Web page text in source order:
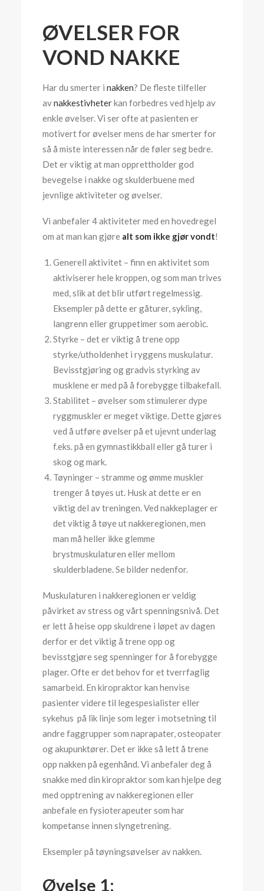
ØVELSER FOR
VOND NAKKE
Har du smerter i nakken? De fleste tilfeller
avnakkestivheterkan forbedres ved hjelp av
enkle øvelser. Vi ser ofte at pasienten er
motivert for øvelser mens de har smerter for
så å miste interessen når de føler seg bedre.
Det er viktig at man opprettholder god
bevegelse i nakke og skulderbuene med
jevnlige aktiviteter og øvelser.
Vi anbefaler 4 aktiviteter med en hovedregel
om at man kan gjøre alt som ikke gjør vondt!
Generell aktivitet – finn en aktivitet som
aktiviserer hele kroppen, og som man trives
med, slik at det blir utført regelmessig.
Eksempler på dette er gåturer, sykling,
langrenn eller gruppetimer som aerobic.
Styrke – det er viktig å trene opp
styrke/utholdenhet i ryggens muskulatur.
Bevisstgjøring og gradvis styrking av
musklene er med på å forebygge tilbakefall.
Stabilitet – øvelser som stimulerer dype
ryggmuskler er meget viktige. Dette gjøres
ved å utføre øvelser på et ujevnt underlag
f.eks. på en gymnastikkball eller gå turer i
skog og mark.
Tøyninger – stramme og ømme muskler
trenger å tøyes ut. Husk at dette er en
viktig del av treningen. Ved nakkeplager er
det viktig å tøye ut nakkeregionen, men
man må heller ikke glemme
brystmuskulaturen eller mellom
skulderbladene. Se bilder nedenfor.
Muskulaturen i nakkeregionen er veldig
påvirket av stress og vårt spenningsnivå. Det
er lett å heise opp skuldrene i løpet av dagen
derfor er det viktig å trene opp og
bevisstgjøre seg spenninger for å forebygge
plager. Ofte er det behov for et tverrfaglig
samarbeid. En kiropraktor kan henvise
pasienter videre til legespesialister eller
sykehus på lik linje som leger i motsetning til
andre faggrupper som naprapater, osteopater
og akupunktører. Det er ikke så lett å trene
opp nakken på egenhånd. Vi anbefaler deg å
snakke med din kiropraktor som kan hjelpe deg
med opptrening av nakkeregionen eller
anbefale en fysioterapeuter som har
kompetanse innen slyngetrening.
Eksempler på tøyningsøvelser av nakken.
Øvelse 1: